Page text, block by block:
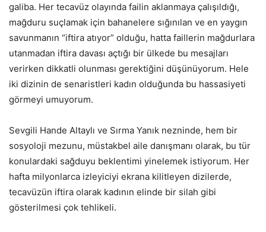
galiba. Her tecavüz olayında failin aklanmaya çalışıldığı,
mağduru suçlamak için bahanelere sığınılan ve en yaygın
savunmanın “iftira atıyor” olduğu, hatta faillerin mağdurlara
utanmadan iftira davası açtığı bir ülkede bu mesajları
verirken dikkatli olunması gerektiğini düşünüyorum. Hele
iki dizinin de senaristleri kadın olduğunda bu hassasiyeti
görmeyi umuyorum.
Sevgili Hande Altaylı ve Sırma Yanık nezninde, hem bir
sosyoloji mezunu, müstakbel aile danışmanı olarak, bu tür
konulardaki sağduyu beklentimi yinelemek istiyorum. Her
hafta milyonlarca izleyiciyi ekrana kilitleyen dizilerde,
tecavüzün iftira olarak kadının elinde bir silah gibi
gösterilmesi çok tehlikeli.